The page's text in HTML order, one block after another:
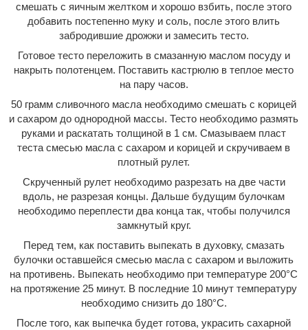
смешать с яичным желтком и хорошо взбить, после этого
добавить постепенно муку и соль, после этого влить
забродившие дрожжи и замесить тесто.
Готовое тесто переложить в смазанную маслом посуду и
накрыть полотенцем. Поставить кастрюлю в теплое место
на пару часов.
50 грамм сливочного масла необходимо смешать с корицей
и сахаром до однородной массы. Тесто необходимо размять
руками и раскатать толщиной в 1 см. Смазываем пласт
теста смесью масла с сахаром и корицей и скручиваем в
плотный рулет.
Скрученный рулет необходимо разрезать на две части
вдоль, не разрезая концы. Дальше будущим булочкам
необходимо переплести два конца так, чтобы получился
замкнутый круг.
Перед тем, как поставить выпекать в духовку, смазать
булочки оставшейся смесью масла с сахаром и выложить
на противень. Выпекать необходимо при температуре 200°С
на протяжение 25 минут. В последние 10 минут температуру
необходимо снизить до 180°С.
После того, как выпечка будет готова, украсить сахарной